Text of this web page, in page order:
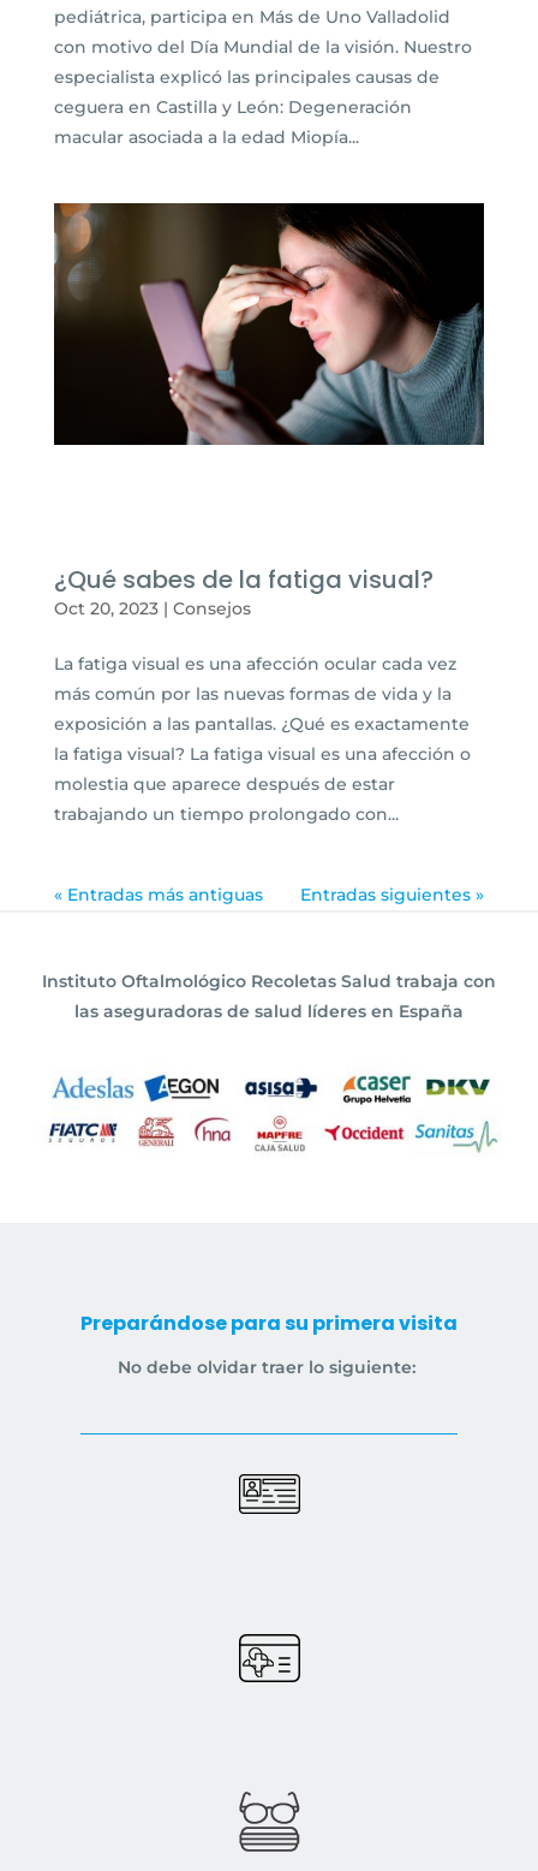
pediátrica, participa en Más de Uno Valladolid
con motivo del Día Mundial de la visión. Nuestro
especialista explicó las principales causas de
ceguera en Castilla y León: Degeneración
macular asociada a la edad Miopía...
¿Qué sabes de la fatiga visual?
Oct 20, 2023| Consejos
La fatiga visual es una afección ocular cada vez
más común por las nuevas formas de vida y la
exposición a las pantallas. ¿Qué es exactamente
la fatiga visual? La fatiga visual es una afección o
molestia que aparece después de estar
trabajando un tiempo prolongado con...
« Entradas más antiguas Entradas siguientes »
Instituto Oftalmológico Recoletas Salud trabaja con
las aseguradoras de salud líderes en España
Preparándose para su primera visita
No debe olvidar traer lo siguiente: